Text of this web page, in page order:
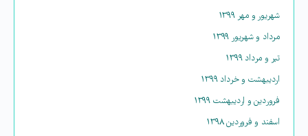
شهریور و مهر ۱۳۹۹
مرداد و شهریور ۱۳۹۹
تیر و مرداد ۱۳۹۹
اردیبهشت و خرداد ۱۳۹۹
فروردین و اردیبهشت ۱۳۹۹
اسفند و فروردین ۱۳۹۸